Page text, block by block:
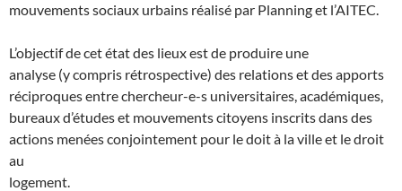
mouvements sociaux urbains réalisé par Planning et l’AITEC.
L’objectif de cet état des lieux est de produire une
analyse (y compris rétrospective) des relations et des apports
réciproques entre chercheur-e-s universitaires, académiques,
bureaux d’études et mouvements citoyens inscrits dans des
actions menées conjointement pour le doit à la ville et le droit
au
logement.